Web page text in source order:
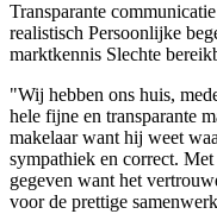
Transparante communicatie
realistisch Persoonlijke
marktkennis Slechte
"Wij hebben ons huis,
hele fijne en transparante
makelaar want hij weet
sympathiek en correct.
gegeven want het
voor de prettige